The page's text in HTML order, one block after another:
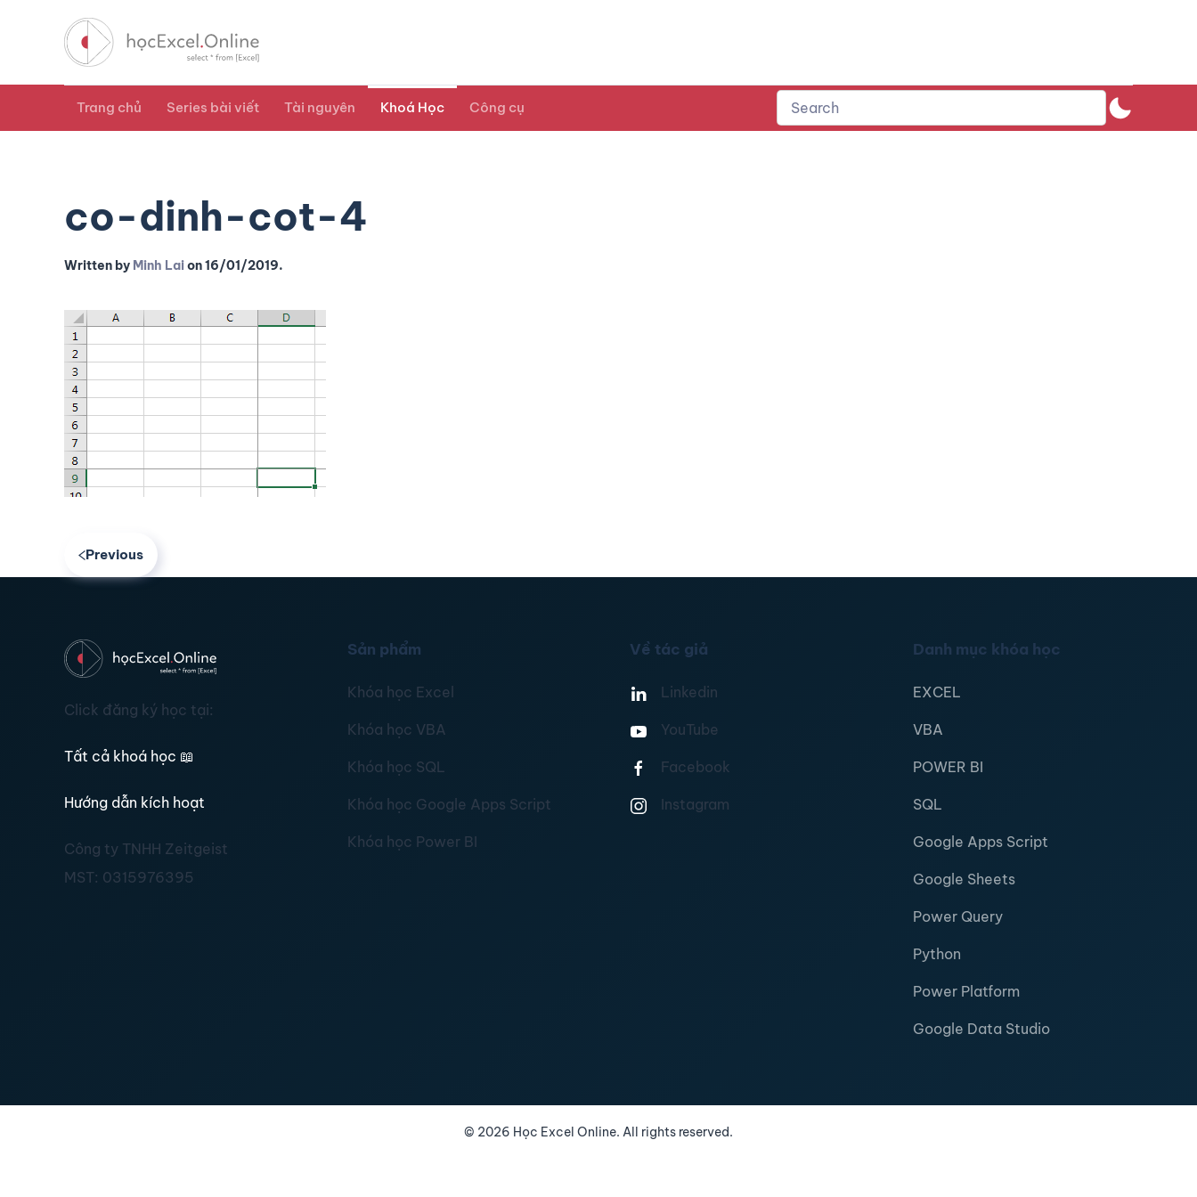
Trang chủ Series bài viết Tài nguyên Khoá Học Công cụ
co-dinh-cot-4
Written by Minh Laion16/01/2019.
Previous
Click đăng ký học tại:
Tất cả khoá học 📖
Hướng dẫn kích hoạt
Công ty TNHH Zeitgeist
MST: 0315976395
Sản phẩm
Khóa học Excel
Khóa học VBA
Khóa học SQL
Khóa học Google Apps Script
Khóa học Power BI
Về tác giả
Linkedin
YouTube
Facebook
Instagram
Danh mục khóa học
EXCEL
VBA
POWER BI
SQL
Google Apps Script
Google Sheets
Power Query
Python
Power Platform
Google Data Studio
© 2026 Học Excel Online. All rights reserved.